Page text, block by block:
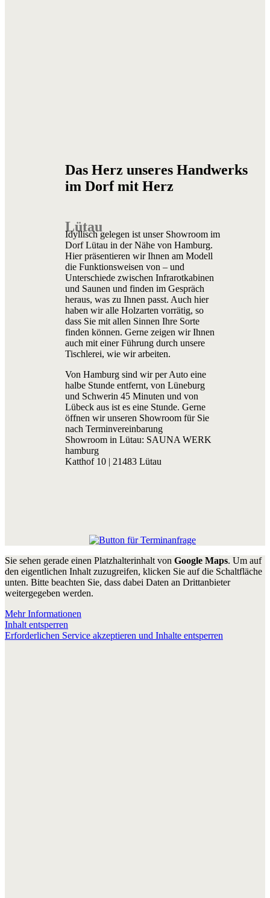
Das Herz unseres Handwerks
im Dorf mit Herz
Lütau
Idyllisch gelegen ist unser Showroom im
Dorf Lütau in der Nähe von Hamburg.
Hier präsentieren wir Ihnen am Modell
die Funktionsweisen von – und
Unterschiede zwischen Infrarotkabinen
und Saunen und finden im Gespräch
heraus, was zu Ihnen passt. Auch hier
haben wir alle Holzarten vorrätig, so
dass Sie mit allen Sinnen Ihre Sorte
finden können. Gerne zeigen wir Ihnen
auch mit einer Führung durch unsere
Tischlerei, wie wir arbeiten.
Von Hamburg sind wir per Auto eine
halbe Stunde entfernt, von Lüneburg
und Schwerin 45 Minuten und von
Lübeck aus ist es eine Stunde. Gerne
öffnen wir unseren Showroom für Sie
nach Terminvereinbarung
Showroom in Lütau: SAUNA WERK
hamburg
Katthof 10 | 21483 Lütau
Sie sehen gerade einen Platzhalterinhalt von Google Maps. Um auf
den eigentlichen Inhalt zuzugreifen, klicken Sie auf die Schaltfläche
unten. Bitte beachten Sie, dass dabei Daten an Drittanbieter
weitergegeben werden.
Mehr Informationen
Inhalt entsperren
Erforderlichen Service akzeptieren und Inhalte entsperren